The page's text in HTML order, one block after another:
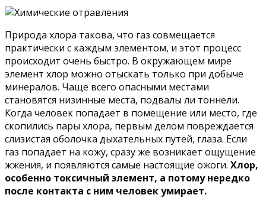
Природа хлора такова, что газ совмещается
практически с каждым элементом, и этот процесс
происходит очень быстро. В окружающем мире
элемент хлор можно отыскать только при добыче
минералов. Чаще всего опасными местами
становятся низинные места, подвалы ли тоннели.
Когда человек попадает в помещение или место, где
скопились пары хлора, первым делом повреждается
слизистая оболочка дыхательных путей, глаза. Если
газ попадает на кожу, сразу же возникает ощущение
жжения, и появляются самые настоящие ожоги. Хлор,
особенно токсичный элемент, а потому нередко
после контакта с ним человек умирает.